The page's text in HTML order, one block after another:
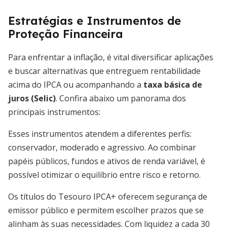
Estratégias e Instrumentos de
Proteção Financeira
Para enfrentar a inflação, é vital diversificar aplicações
e buscar alternativas que entreguem rentabilidade
acima do IPCA ou acompanhando a taxa básica de
juros (Selic). Confira abaixo um panorama dos
principais instrumentos:
Esses instrumentos atendem a diferentes perfis:
conservador, moderado e agressivo. Ao combinar
papéis públicos, fundos e ativos de renda variável, é
possível otimizar o equilíbrio entre risco e retorno.
Os títulos do Tesouro IPCA+ oferecem segurança de
emissor público e permitem escolher prazos que se
alinham às suas necessidades. Com liquidez a cada 30